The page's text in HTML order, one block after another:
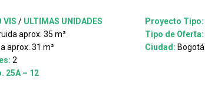
VIS / ULTIMAS UNIDADES
aprox. 35 m²
aprox. 31 m²
2
25A – 12
Proyecto Tipo:
Tipo de Oferta:
Ciudad: Bogotá